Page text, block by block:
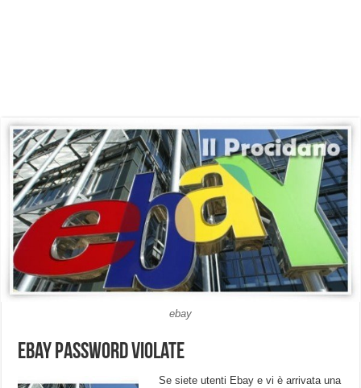
ebay
Ebay password violate
Se siete utenti Ebay e vi è arrivata una